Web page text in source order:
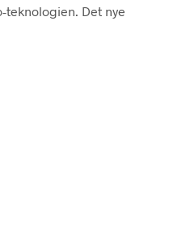
teknologien. Det nye